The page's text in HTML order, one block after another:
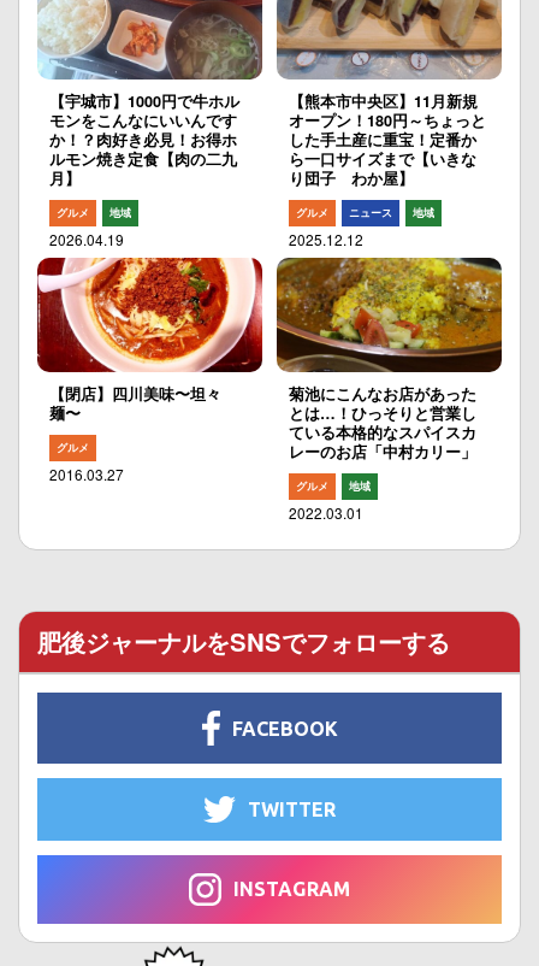
【宇城市】1000円で牛ホル
モンをこんなにいいんです
か！？肉好き必見！お得ホ
ルモン焼き定食【肉の二九
月】
グルメ 地域
2026.04.19
【熊本市中央区】11月新規
オープン！180円～ちょっと
した手土産に重宝！定番か
ら一口サイズまで【いきな
り団子 わか屋】
グルメ ニュース 地域
2025.12.12
【閉店】四川美味〜坦々
麺〜
グルメ
2016.03.27
菊池にこんなお店があった
とは…！ひっそりと営業し
ている本格的なスパイスカ
レーのお店「中村カリー」
グルメ 地域
2022.03.01
肥後ジャーナルをSNSでフォローする
FACEBOOK
TWITTER
INSTAGRAM